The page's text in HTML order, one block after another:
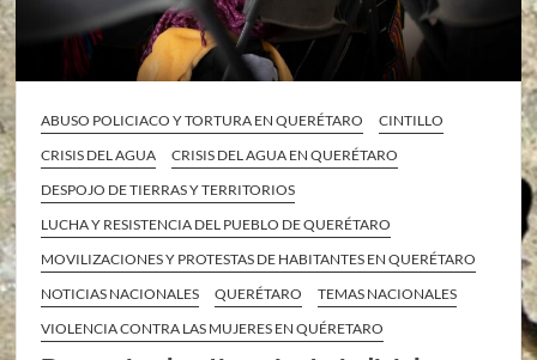
ABUSO POLICIACO Y TORTURA EN QUERÉTARO
CINTILLO
CRISIS DEL AGUA
CRISIS DEL AGUA EN QUERÉTARO
DESPOJO DE TIERRAS Y TERRITORIOS
LUCHA Y RESISTENCIA DEL PUEBLO DE QUERÉTARO
MOVILIZACIONES Y PROTESTAS DE HABITANTES EN QUERÉTARO
NOTICIAS NACIONALES
QUERÉTARO
TEMAS NACIONALES
VIOLENCIA CONTRA LAS MUJERES EN QUÉRETARO